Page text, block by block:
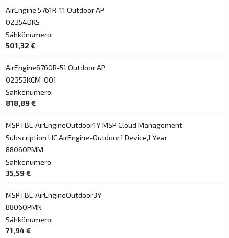
AirEngine 5761R-11 Outdoor AP
02354DKS
Sähkönumero:
501,32 €
AirEngine6760R-51 Outdoor AP
02353KCM-001
Sähkönumero:
818,89 €
MSPTBL-AirEngineOutdoor1Y MSP Cloud Management
Subscription LIC,AirEngine-Outdoor,1 Device,1 Year
88060PMM
Sähkönumero:
35,59 €
MSPTBL-AirEngineOutdoor3Y
88060PMN
Sähkönumero:
71,94 €